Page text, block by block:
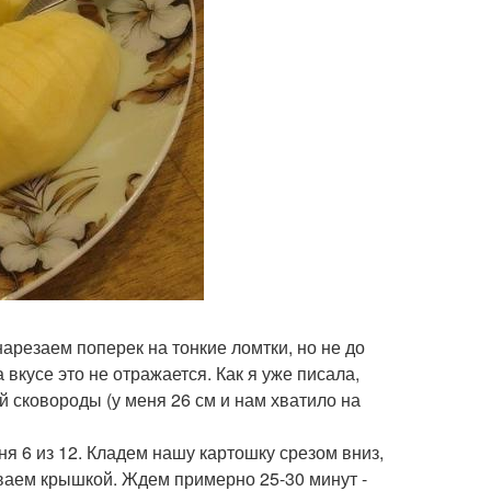
поперек на тонкие ломтки, но не до
это не отражается. Как я уже писала,
сковороды (у меня 26 см и нам хватило на
6 из 12. Кладем нашу картошку срезом вниз,
крышкой. Ждем примерно 25-30 минут -